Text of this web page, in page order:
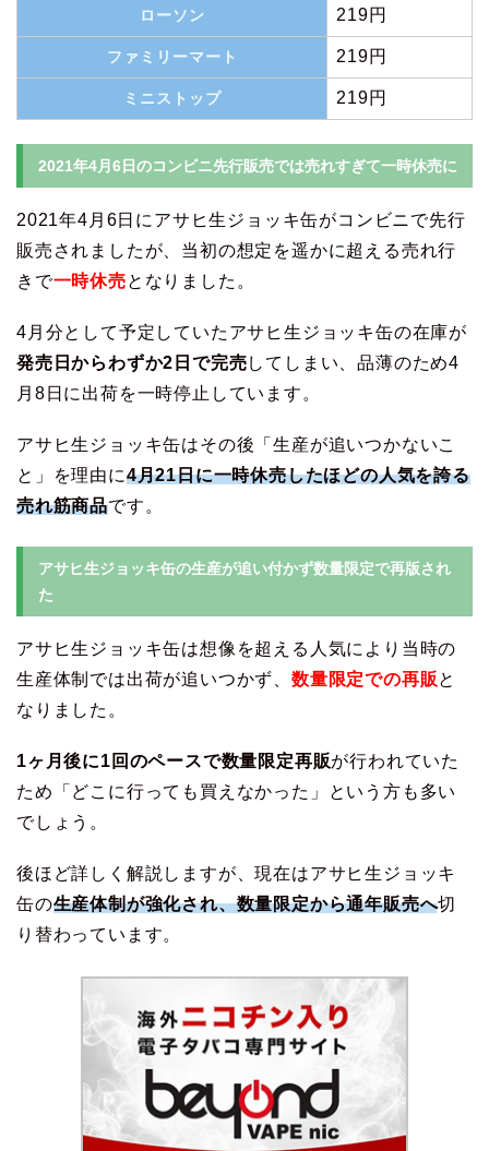
ローソン 219円
ファミリーマート 219円
ミニストップ 219円
2021年4月6日のコンビニ先行販売では売れすぎて一時休売に
2021年4月6日にアサヒ生ジョッキ缶がコンビニで先行
販売されましたが、当初の想定を遥かに超える売れ行
きで一時休売となりました。
4月分として予定していたアサヒ生ジョッキ缶の在庫が
発売日からわずか2日で完売してしまい、品薄のため4
月8日に出荷を一時停止しています。
アサヒ生ジョッキ缶はその後「生産が追いつかないこ
と」を理由に4月21日に一時休売したほどの人気を誇る
売れ筋商品です。
アサヒ生ジョッキ缶の生産が追い付かず数量限定で再版され
た
アサヒ生ジョッキ缶は想像を超える人気により当時の
生産体制では出荷が追いつかず、 数量限定での再販と
なりました。
1ヶ月後に1回のペースで数量限定再販が行われていた
ため「どこに行っても買えなかった」という方も多い
でしょう。
後ほど詳しく解説しますが、現在はアサヒ生ジョッキ
缶の生産体制が強化され、数量限定から通年販売へ切
り替わっています。